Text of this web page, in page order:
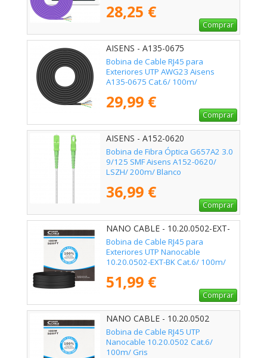
28,25 €
Comprar
AISENS - A135-0675
Bobina de Cable RJ45 para
Exteriores UTP AWG23 Aisens
A135-0675 Cat.6/ 100m/
29,99 €
Comprar
AISENS - A152-0620
Bobina de Fibra Óptica G657A2 3.0
9/125 SMF Aisens A152-0620/
LSZH/ 200m/ Blanco
36,99 €
Comprar
NANO CABLE - 10.20.0502-EXT-
BK
Bobina de Cable RJ45 para
Exteriores UTP Nanocable
10.20.0502-EXT-BK Cat.6/ 100m/
51,99 €
Comprar
NANO CABLE - 10.20.0502
Bobina de Cable RJ45 UTP
Nanocable 10.20.0502 Cat.6/
100m/ Gris